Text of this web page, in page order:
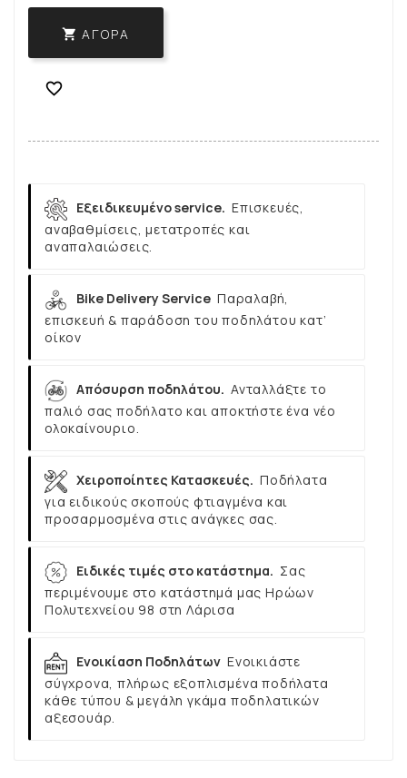
 ΑΓΟΡΆ

Εξειδικευμένο service. Επισκευές,
αναβαθμίσεις, μετατροπές και
αναπαλαιώσεις.
Bike Delivery Service Παραλαβή,
επισκευή & παράδοση του ποδηλάτου κατ’
οίκον
Απόσυρση ποδηλάτου. Ανταλλάξτε το
παλιό σας ποδήλατο και αποκτήστε ένα νέο
ολοκαίνουριο.
Χειροποίητες Κατασκευές. Ποδήλατα
για ειδικούς σκοπούς φτιαγμένα και
προσαρμοσμένα στις ανάγκες σας.
Ειδικές τιμές στο κατάστημα. Σας
περιμένουμε στο κατάστημά μας Ηρώων
Πολυτεχνείου 98 στη Λάρισα
Ενοικίαση Ποδηλάτων Ενοικιάστε
σύγχρονα, πλήρως εξοπλισμένα ποδήλατα
κάθε τύπου & μεγάλη γκάμα ποδηλατικών
αξεσουάρ.